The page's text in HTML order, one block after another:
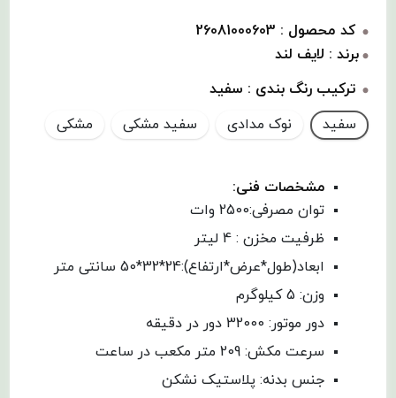
کد محصول : 26081000603
برند : لایف لند
ترکیب رنگ بندی : سفید
مشخصات فنی:
توان مصرفی:2500 وات
ظرفیت مخزن : 4 لیتر
ابعاد(طول*عرض*ارتفاع):24*32*50 سانتی متر
وزن: 5 کیلوگرم
دور موتور: 32000 دور در دقیقه
سرعت مکش: 209 متر مکعب در ساعت
جنس بدنه: پلاستیک نشکن